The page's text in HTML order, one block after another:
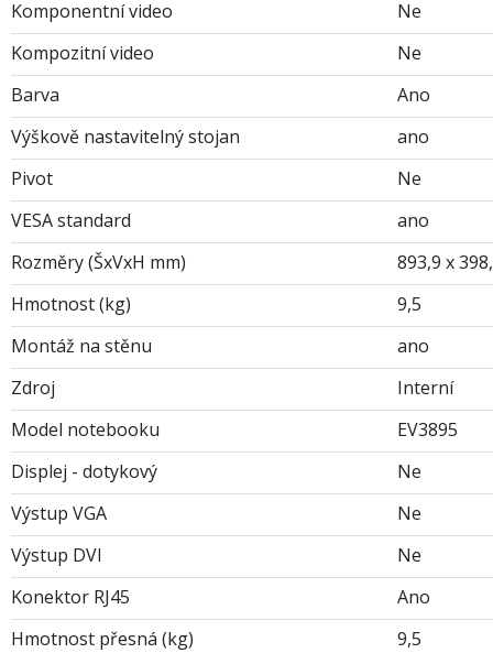
Komponentní video
Ne
Kompozitní video
Ne
Barva
Ano
Výškově nastavitelný stojan
ano
Pivot
Ne
VESA standard
ano
Rozměry (ŠxVxH mm)
893,9 x
Hmotnost (kg)
9,5
Montáž na stěnu
ano
Zdroj
Interní
Model notebooku
EV3895
Displej - dotykový
Ne
Výstup VGA
Ne
Výstup DVI
Ne
Konektor RJ45
Ano
Hmotnost přesná (kg)
9,5